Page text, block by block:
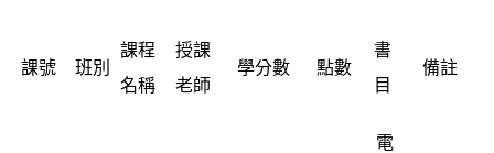
課號 班別
課程
名稱
授課
老師
學分數 點數
書
目
備註
電